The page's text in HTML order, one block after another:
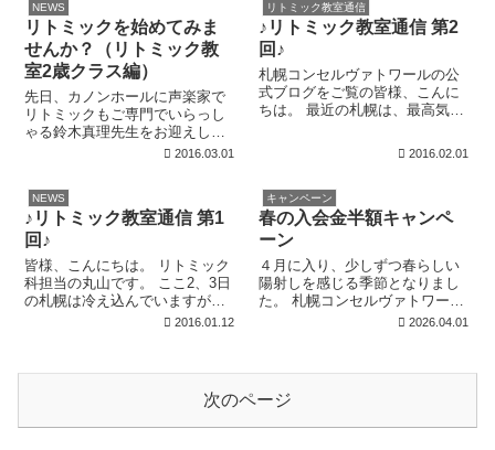
ぼり』は彼の大学時代の作品と
言われています。彼が幼児期を
過ごした街...
れしい ひなまつり』は、1936年
にレコードとして発売され、現
在に...
NEWS
リトミックを始めてみま
せんか？（リトミック教
室2歳クラス編）
先日、カノンホールに声楽家で
リトミックもご専門でいらっし
ゃる鈴木真理先生をお迎えして
リトミック講座を開催しまし
を2回に分けてお伝え致します。
本日は2歳クラスのご紹介です。
この日の最...
2016.03.01
リトミック教室通信
♪リトミック教室通信 第2
回♪
札幌コンセルヴァトワールの公
式ブログをご覧の皆様、こんに
ちは。 最近の札幌は、最高気温
て外に出ると寒さが身に染みま
すよね。 2月3日は節分なので、
ですが北海道の冬はまだまだ続
きそうです...
2016.02.01
NEWS
♪リトミック教室通信 第1
回♪
皆様、こんにちは。 リトミック
科担当の丸山です。 ここ2、3日
の札幌は冷え込んでいますが、
皆様いかがお過ごしでしょう
な冬の過ごし方ですよね。 リト
ミックでは日本の童謡や各国の
2016.01.12
キャンペーン
春の入会金半額キャンペ
ーン
４月に入り、少しずつ春らしい
陽射しを感じる季節となりまし
た。 札幌コンセルヴァトワール
では4月と９月の年に２回だけ、
楽教室、室内楽教室、リトミッ
全教室の入会...
2026.04.01
次のページ